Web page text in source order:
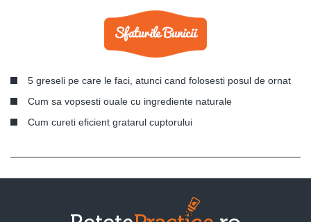
5 greseli pe care le faci, atunci cand folosesti posul de ornat
Cum sa vopsesti ouale cu ingrediente naturale
Cum cureti eficient gratarul cuptorului